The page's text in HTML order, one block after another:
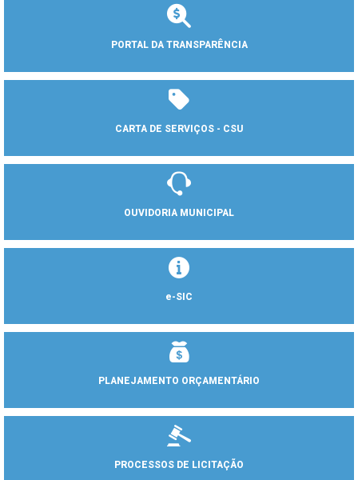
PORTAL DA TRANSPARÊNCIA
CARTA DE SERVIÇOS - CSU
OUVIDORIA MUNICIPAL
e-SIC
PLANEJAMENTO ORÇAMENTÁRIO
PROCESSOS DE LICITAÇÃO